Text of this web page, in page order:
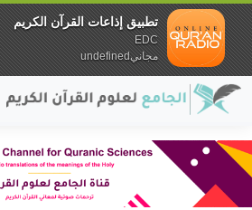
تطبيق إذاعات القرآن الكريم
EDC
مجانيundefined